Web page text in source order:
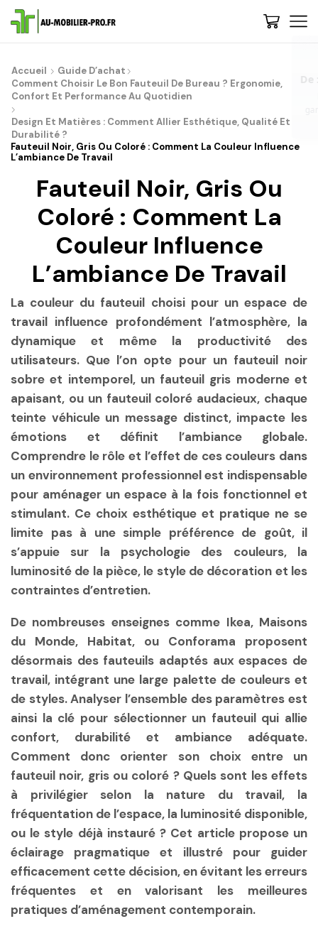
Accueil
Guide D’achat
Comment Choisir Le Bon Fauteuil De Bureau ? Ergonomie,
Confort Et Performance Au Quotidien
Design Et Matières : Comment Allier Esthétique, Qualité Et
Durabilité ?
Fauteuil Noir, Gris Ou Coloré : Comment La Couleur Influence
L’ambiance De Travail
Fauteuil Noir, Gris Ou
Coloré : Comment La
Couleur Influence
L’ambiance De Travail
La couleur du fauteuil choisi pour un espace de
travail influence profondément l’atmosphère, la
dynamique et même la productivité des
utilisateurs. Que l’on opte pour un fauteuil noir
sobre et intemporel, un fauteuil gris moderne et
apaisant, ou un fauteuil coloré audacieux, chaque
teinte véhicule un message distinct, impacte les
émotions et définit l’ambiance globale.
Comprendre le rôle et l’effet de ces couleurs dans
un environnement professionnel est indispensable
pour aménager un espace à la fois fonctionnel et
stimulant. Ce choix esthétique et pratique ne se
limite pas à une simple préférence de goût, il
s’appuie sur la psychologie des couleurs, la
luminosité de la pièce, le style de décoration et les
contraintes d’entretien.
De nombreuses enseignes comme Ikea, Maisons
du Monde, Habitat, ou Conforama proposent
désormais des fauteuils adaptés aux espaces de
travail, intégrant une large palette de couleurs et
de styles. Analyser l’ensemble des paramètres est
ainsi la clé pour sélectionner un fauteuil qui allie
confort, durabilité et ambiance adéquate.
Comment donc orienter son choix entre un
fauteuil noir, gris ou coloré ? Quels sont les effets
à privilégier selon la nature du travail, la
fréquentation de l’espace, la luminosité disponible,
ou le style déjà instauré ? Cet article propose un
éclairage pragmatique et illustré pour guider
efficacement cette décision, en évitant les erreurs
fréquentes et en valorisant les meilleures
pratiques d’aménagement contemporain.
De : Au-Mobilier-Pro
Bienvenue, 🚀 Etape 1 : Nous vous conseillons de découvrir les
gammes et choisir votre style - Cliquez-ici | 💡 Trop de choix ? Besoin